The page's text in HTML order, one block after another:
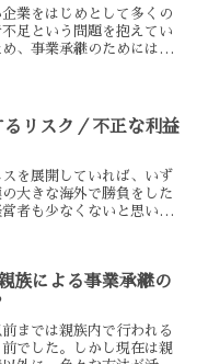
業をはじめとして多くの
足という問題を抱えてい
め、事業承継のためには
しょうか?ま...
るリスク／不正な利益
スを展開していれば、いず
大きな海外で勝負をした
者も少なくないと思いま
要です。
族による事業承継の
までは親族内で行われる
でした。しかし現在は親